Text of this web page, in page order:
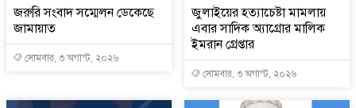
জরুরি সংবাদ সম্মেলন ডেকেছে
জামায়াত
সোমবার, ৩ অগাস্ট, ২০২৬
জুলাইয়ের হত্যাচেষ্টা মামলায়
এবার সাদিক অ্যাগ্রোর মালিক
ইমরান গ্রেপ্তার
সোমবার, ৩ অগাস্ট, ২০২৬